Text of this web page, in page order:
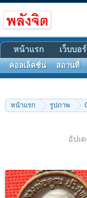
หน้าแรก รูปภาพ
อัปเ
หน้าแรก เว็บบอ
คอลเล็คชั่น สถานที่